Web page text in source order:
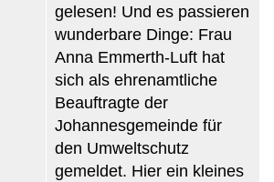
gelesen! Und es passieren
wunderbare Dinge: Frau
Anna Emmerth-Luft hat
sich als ehrenamtliche
Beauftragte der
Johannesgemeinde für
den Umweltschutz
gemeldet. Hier ein kleines